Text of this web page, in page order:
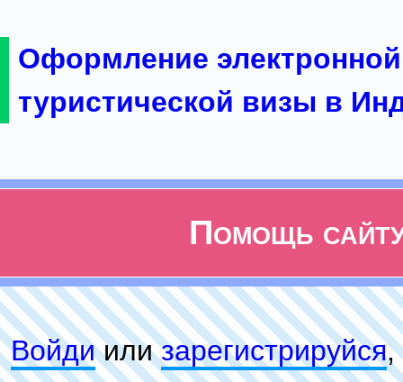
Оформление электронной
туристической визы в
Помощь
Войдиилизарeгиcтpируйся,